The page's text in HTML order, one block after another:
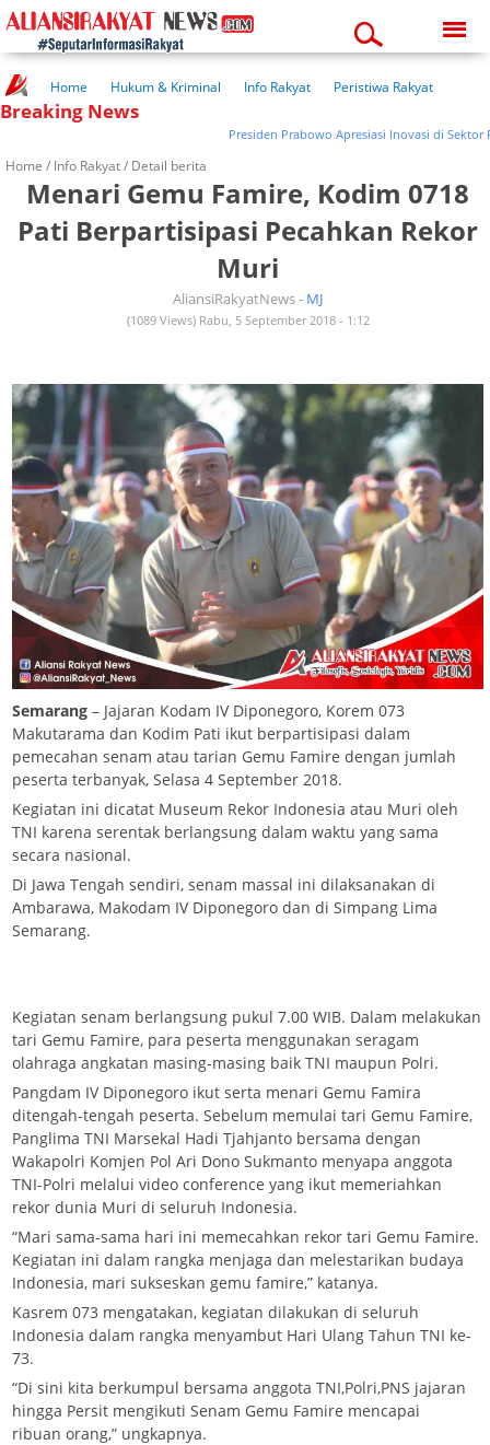
11:51:13 am
Home Hukum & Kriminal Info Rakyat
Peristiwa Rakyat
Kuliner Rakyat
Wisata Rakyat
Breaking News
Presiden Prabowo Apresiasi Inovasi di Sektor
Home / Info Rakyat/ Detail berita
Menari Gemu Famire, Kodim 0718
Pati Berpartisipasi Pecahkan Rekor
Muri
AliansiRakyatNews - MJ
(1089 Views) Rabu, 5 September 2018 - 1:12
Semarang – Jajaran Kodam IV Diponegoro, Korem 073
Makutarama dan Kodim Pati ikut berpartisipasi dalam
pemecahan senam atau tarian Gemu Famire dengan jumlah
peserta terbanyak, Selasa 4 September 2018.
Kegiatan ini dicatat Museum Rekor Indonesia atau Muri oleh
TNI karena serentak berlangsung dalam waktu yang sama
secara nasional.
Di Jawa Tengah sendiri, senam massal ini dilaksanakan di
Ambarawa, Makodam IV Diponegoro dan di Simpang Lima
Semarang.
Kegiatan senam berlangsung pukul 7.00 WIB. Dalam melakukan
tari Gemu Famire, para peserta menggunakan seragam
olahraga angkatan masing-masing baik TNI maupun Polri.
Pangdam IV Diponegoro ikut serta menari Gemu Famira
ditengah-tengah peserta. Sebelum memulai tari Gemu Famire,
Panglima TNI Marsekal Hadi Tjahjanto bersama dengan
Wakapolri Komjen Pol Ari Dono Sukmanto menyapa anggota
TNI-Polri melalui video conference yang ikut memeriahkan
rekor dunia Muri di seluruh Indonesia.
“Mari sama-sama hari ini memecahkan rekor tari Gemu Famire.
Kegiatan ini dalam rangka menjaga dan melestarikan budaya
Indonesia, mari sukseskan gemu famire,” katanya.
Kasrem 073 mengatakan, kegiatan dilakukan di seluruh
Indonesia dalam rangka menyambut Hari Ulang Tahun TNI ke-
73.
“Di sini kita berkumpul bersama anggota TNI,Polri,PNS jajaran
hingga Persit mengikuti Senam Gemu Famire mencapai
ribuan orang,” ungkapnya.